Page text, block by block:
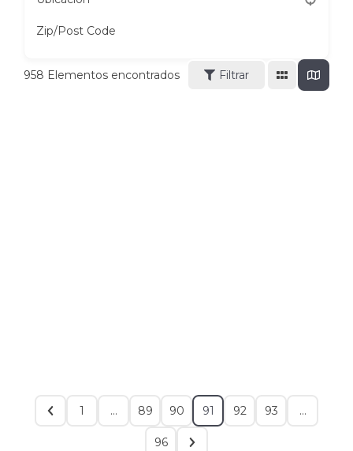
Zip/Post Code
958 Elementos encontrados Filtrar
1 … 89 90 91 92 93 …
96